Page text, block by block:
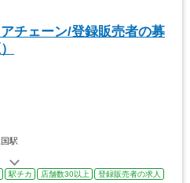
チェーン/登録販売者の募
駅
駅チカ 店舗数30以上
登録販売者の求人